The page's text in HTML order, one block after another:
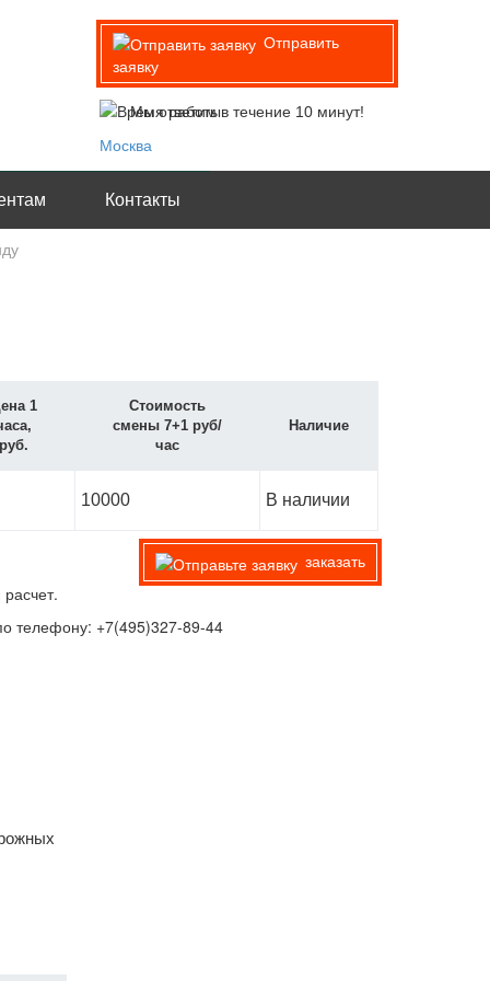
Отправить
заявку
Мы ответим в течение 10 минут!
Москва
Контакты
1
руб.
Стоимость
смены 7+1 руб/
час
Наличие
10000 В наличии
заказать
телефону: +7(495)327-89-44